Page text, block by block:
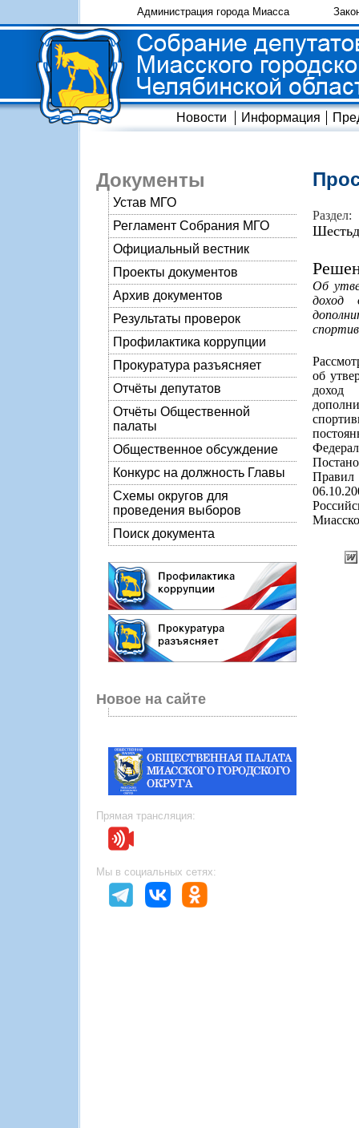
Администрация города Миасса
Новости Информация
Документы
Устав МГО
Регламент Собрания МГО
Официальный вестник
Проекты документов
Архив документов
Результаты проверок
Профилактика коррупции
Прокуратура разъясняет
Отчёты депутатов
Отчёты Общественной
палаты
Общественное обсуждение
Конкурс на должность Главы
Схемы округов для
проведения выборов
Поиск документа
Новое на сайте
Прямая трансляция:
Мы в социальных сетях:
Раздел:
Об
доход
об
доход
Правил